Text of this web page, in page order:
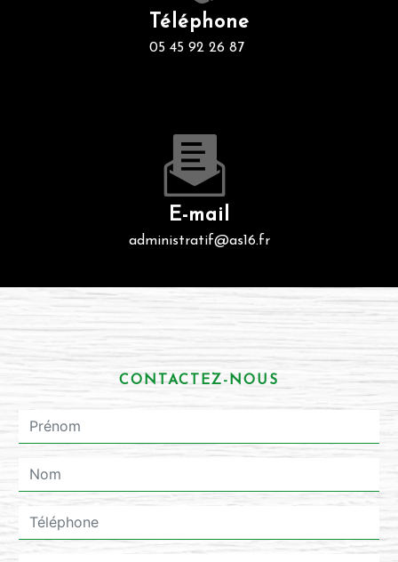
Téléphone
05 45 92 26 87
E-mail
administratif@as16.fr
CONTACTEZ-NOUS